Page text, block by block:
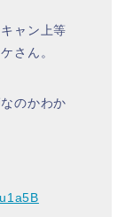
ャン上等
さん。
のかわか